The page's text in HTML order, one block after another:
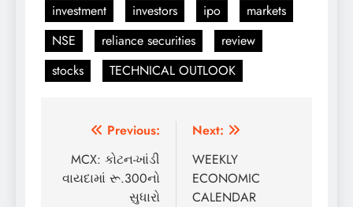
investment
investors ipo
markets
NSE
reliance securities
review
stocks
TECHNICAL OUTLOOK
Post
navigation
Previous:
MCX: કોટન-ખાંડી
વાયદામાં રૂ.300નો
સુધારો
Next:
WEEKLY
ECONOMIC
CALENDAR